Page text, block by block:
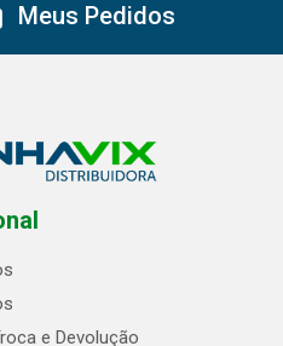
Meus Pedidos
e Devolução